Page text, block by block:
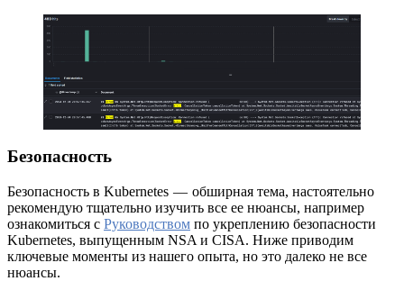
Безопасность
Безопасность в Kubernetes — обширная тема, настоятельно
рекомендую тщательно изучить все ее нюансы, например
ознакомиться с Руководством по укреплению безопасности
Kubernetes, выпущенным NSA и CISA. Ниже приводим
ключевые моменты из нашего опыта, но это далеко не все
нюансы.